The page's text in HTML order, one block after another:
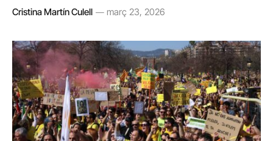
Cristina Martín Culell març 23, 2026